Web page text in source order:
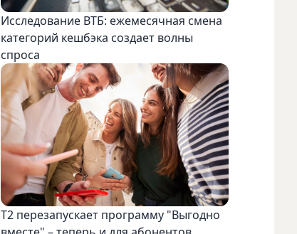
Исследование ВТБ: ежемесячная смена
категорий кешбэка создает волны
спроса
Т2 перезапускает программу "Выгодно